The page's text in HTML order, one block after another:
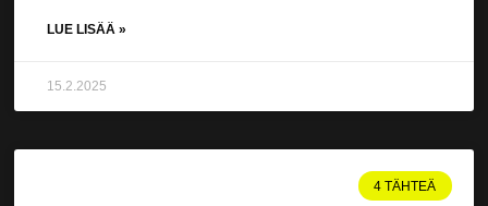
LUE LISÄÄ »
15.2.2025
4 TÄHTEÄ